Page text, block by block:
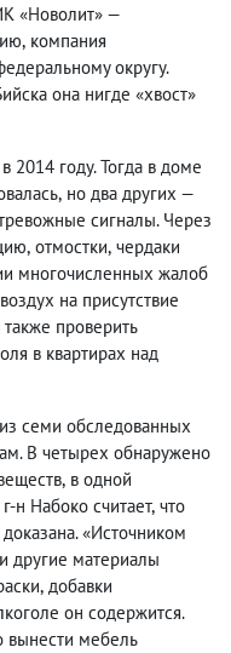
«Новолит» —
, компания
округу.
она нигде «хвост»
2014 году. Тогда в доме
, но два других —
сигналы. Через
, отмостки, чердаки
многочисленных жалоб
на присутствие
также проверить
в квартирах над
семи обследованных
В четырех обнаружено
, в одной
н Набоко считает, что
«Источником
другие материалы
, добавки
он содержится.
вынести мебель